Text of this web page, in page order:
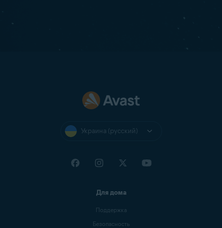
Украина (русский)
Для дома
Поддержка
Безопасность